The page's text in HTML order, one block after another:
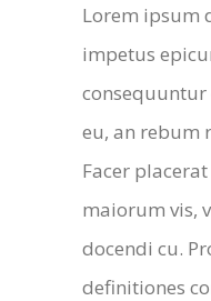
Lorem ipsum
impetus
eu, an rebum
Facer
maiorum vis,
docendi cu.
definitiones